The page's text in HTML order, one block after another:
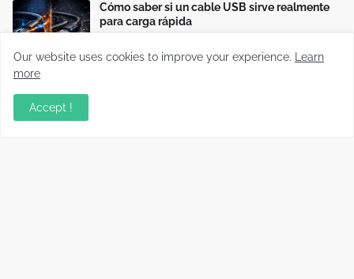
Cómo saber si un cable USB sirve realmente
para carga rápida
Our website uses cookies to improve your experience.
Learn
more
Accept !